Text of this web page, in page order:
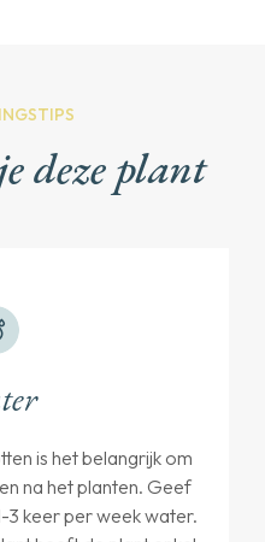
deze plant
is het belangrijk om
na het planten. Geef
3 keer per week water.